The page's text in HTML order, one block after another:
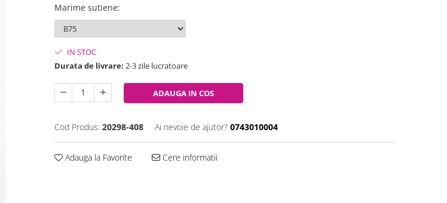
Marime sutiene:
IN STOC
Durata de livrare: 2-3 zile lucratoare
ADAUGA IN COS
Cod Produs: 20298-408 Ai nevoie de ajutor? 0743010004
Adauga la Favorite Cere informatii